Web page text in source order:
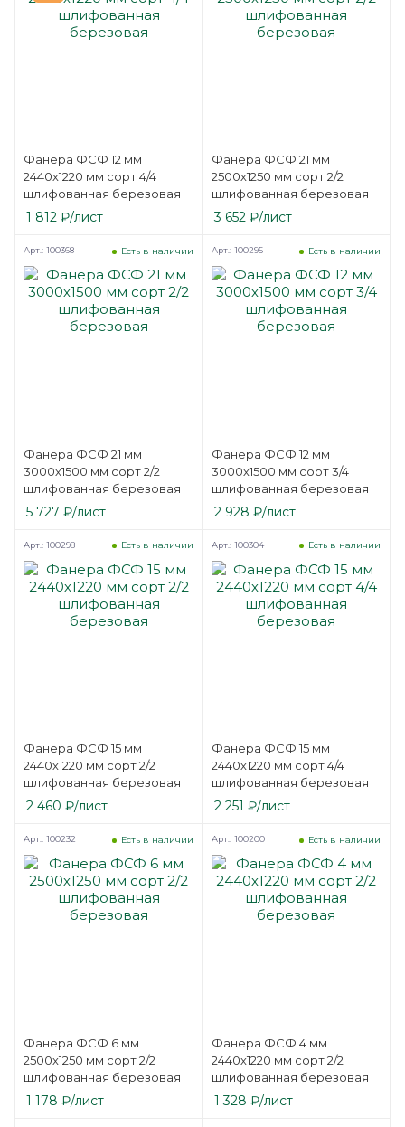
Фанера ФСФ 12 мм
2440х1220 мм сорт 4/4
шлифованная березовая
1 812 ₽/лист
Фанера ФСФ 21 мм
2500х1250 мм сорт 2/2
шлифованная березовая
3 652₽/лист
Фанера ФСФ 21 мм
3000х1500 мм сорт 2/2
шлифованная березовая
Есть в наличии
Арт.: 100368
5 727 ₽/лист
Фанера ФСФ 12 мм
3000х1500 мм сорт 3/4
шлифованная березовая
Есть в наличии
Арт.: 100295
2 928 ₽/лист
Фанера ФСФ 15 мм
2440х1220 мм сорт 2/2
шлифованная березовая
Есть в наличии
Арт.: 100298
2 460 ₽/лист
Фанера ФСФ 15 мм
2440х1220 мм сорт 4/4
шлифованная березовая
Есть в наличии
Арт.: 100304
2 251 ₽/лист
Фанера ФСФ 6 мм
2500х1250 мм сорт 2/2
шлифованная березовая
Есть в наличии
Арт.: 100232
1 178 ₽/лист
Фанера ФСФ 4 мм
2440х1220 мм сорт 2/2
шлифованная березовая
Есть в наличии
Арт.: 100200
1 328 ₽/лист